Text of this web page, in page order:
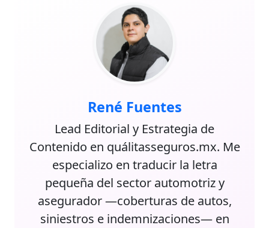
René Fuentes
Lead Editorial y Estrategia de
Contenido en quálitasseguros.mx. Me
especializo en traducir la letra
pequeña del sector automotriz y
asegurador —coberturas de autos,
siniestros e indemnizaciones— en